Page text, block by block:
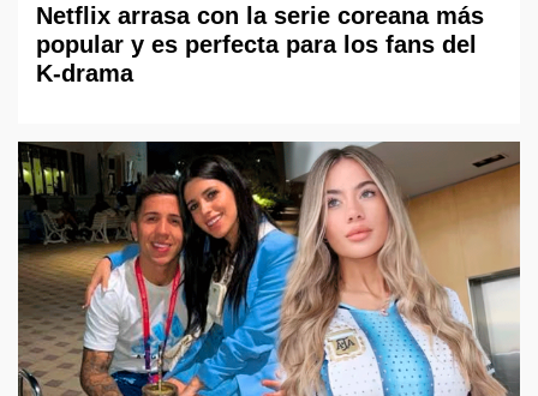
Netflix arrasa con la serie coreana más
popular y es perfecta para los fans del
K-drama